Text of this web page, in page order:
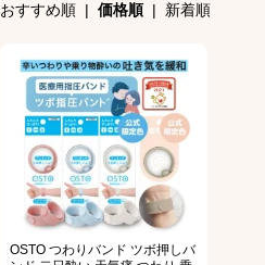
おすすめ順| 価格順| 新着順
OSTO つわりバンド ツボ押しバ